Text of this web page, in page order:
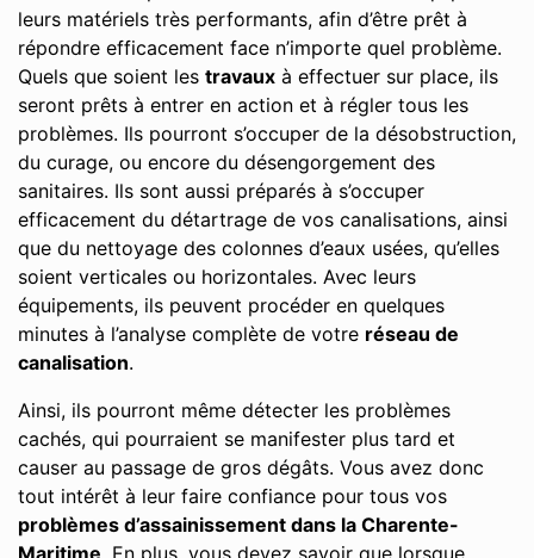
leurs matériels très performants, afin d’être prêt à
répondre efficacement face n’importe quel problème.
Quels que soient les travaux à effectuer sur place, ils
seront prêts à entrer en action et à régler tous les
problèmes. Ils pourront s’occuper de la désobstruction,
du curage, ou encore du désengorgement des
sanitaires. Ils sont aussi préparés à s’occuper
efficacement du détartrage de vos canalisations, ainsi
que du nettoyage des colonnes d’eaux usées, qu’elles
soient verticales ou horizontales. Avec leurs
équipements, ils peuvent procéder en quelques
minutes à l’analyse complète de votre réseau de
canalisation.
Ainsi, ils pourront même détecter les problèmes
cachés, qui pourraient se manifester plus tard et
causer au passage de gros dégâts. Vous avez donc
tout intérêt à leur faire confiance pour tous vos
problèmes d’assainissement dans la Charente-
Maritime . En plus, vous devez savoir que lorsque